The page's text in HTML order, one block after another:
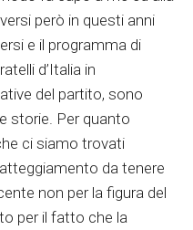
però in questi anni
e il programma di
d’Italia in
del partito, sono
storie. Per quanto
ci siamo trovati
da tenere
non per la figura del
per il fatto che la